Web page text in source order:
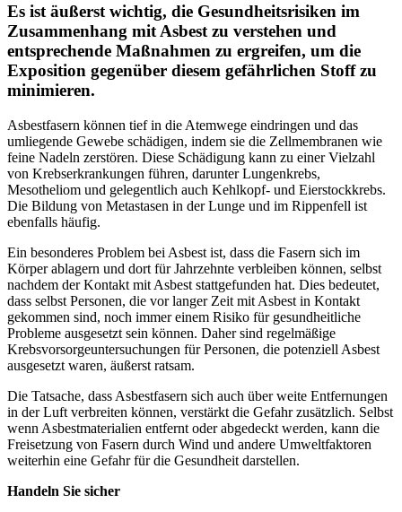
Es ist äußerst wichtig, die Gesundheitsrisiken im
Zusammenhang mit Asbest zu verstehen und
entsprechende Maßnahmen zu ergreifen, um die
Exposition gegenüber diesem gefährlichen Stoff zu
minimieren.
Asbestfasern können tief in die Atemwege eindringen und das
umliegende Gewebe schädigen, indem sie die Zellmembranen wie
feine Nadeln zerstören. Diese Schädigung kann zu einer Vielzahl
von Krebserkrankungen führen, darunter Lungenkrebs,
Mesotheliom und gelegentlich auch Kehlkopf- und Eierstockkrebs.
Die Bildung von Metastasen in der Lunge und im Rippenfell ist
ebenfalls häufig.
Ein besonderes Problem bei Asbest ist, dass die Fasern sich im
Körper ablagern und dort für Jahrzehnte verbleiben können, selbst
nachdem der Kontakt mit Asbest stattgefunden hat. Dies bedeutet,
dass selbst Personen, die vor langer Zeit mit Asbest in Kontakt
gekommen sind, noch immer einem Risiko für gesundheitliche
Probleme ausgesetzt sein können. Daher sind regelmäßige
Krebsvorsorgeuntersuchungen für Personen, die potenziell Asbest
ausgesetzt waren, äußerst ratsam.
Die Tatsache, dass Asbestfasern sich auch über weite Entfernungen
in der Luft verbreiten können, verstärkt die Gefahr zusätzlich. Selbst
wenn Asbestmaterialien entfernt oder abgedeckt werden, kann die
Freisetzung von Fasern durch Wind und andere Umweltfaktoren
weiterhin eine Gefahr für die Gesundheit darstellen.
Handeln Sie sicher